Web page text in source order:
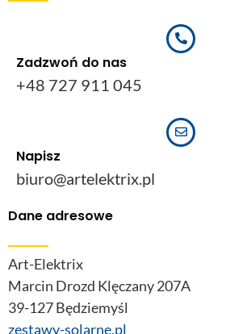
Zadzwoń do nas
+48 727 911 045
Napisz
biuro@artelektrix.pl
Dane adresowe
Art-Elektrix
Marcin Drozd Klęczany 207A
39-127 Będziemyśl
zestawy-solarne.pl